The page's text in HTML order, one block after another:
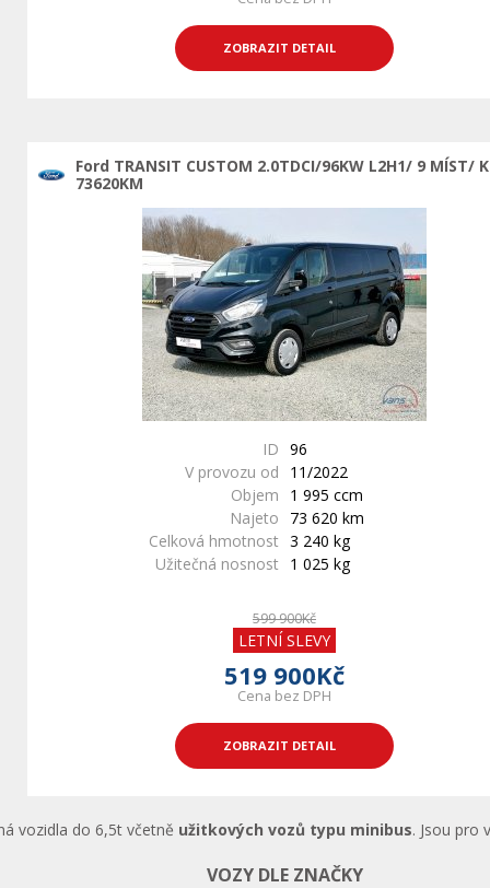
ZOBRAZIT DETAIL
Ford TRANSIT CUSTOM 2.0TDCI/96KW L2H1/ 9 MÍST/
73620KM
ID 96
V provozu od
11/2022
Objem
1 995 ccm
Najeto
73 620 km
Celková hmotnost 3 240 kg
Užitečná nosnost
1 025 kg
599 900Kč
LETNÍ SLEVY
519 900Kč
Cena bez DPH
ZOBRAZIT DETAIL
vozidla do 6,5t včetně užitkových vozů typu minibus. Jsou pro
VOZY DLE ZNAČKY